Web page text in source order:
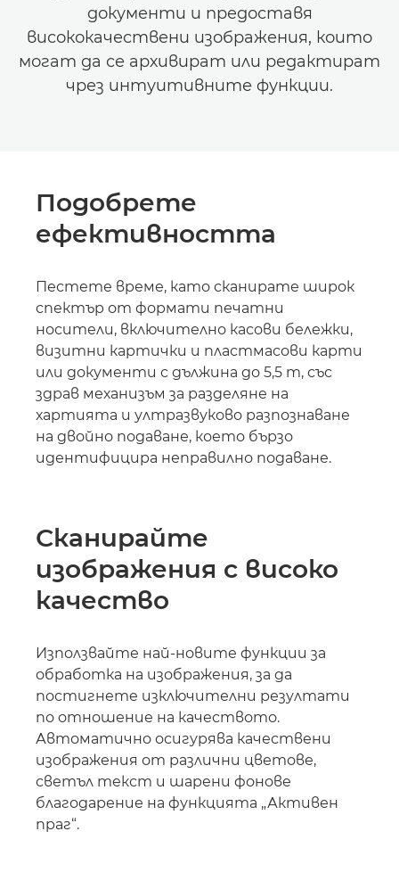
документи и предоставя
висококачествени изображения, които
могат да се архивират или редактират
чрез интуитивните функции.
Подобрете
ефективността
Пестете време, като сканирате широк
спектър от формати печатни
носители, включително касови бележки,
визитни картички и пластмасови карти
или документи с дължина до 5,5 m, със
здрав механизъм за разделяне на
хартията и ултразвуково разпознаване
на двойно подаване, което бързо
идентифицира неправилно подаване.
Сканирайте
изображения с високо
качество
Използвайте най-новите функции за
обработка на изображения, за да
постигнете изключителни резултати
по отношение на качеството.
Автоматично осигурява качествени
изображения от различни цветове,
светъл текст и шарени фонове
благодарение на функцията „Активен
праг“.